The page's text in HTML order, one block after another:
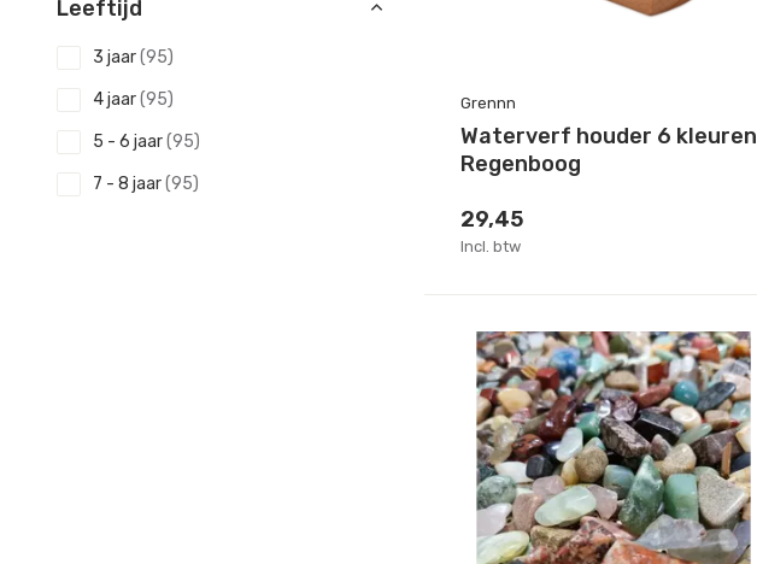
Leeftijd
3 jaar(95)
4 jaar(95)
5 - 6 jaar(95)
7 - 8 jaar(95)
Grennn
Waterverf houder 6 kleuren
Regenboog
29,45
Incl. btw